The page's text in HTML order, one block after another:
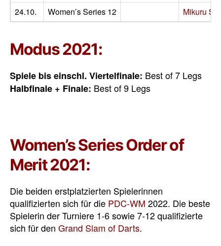
24.10.
Women’s Series 12 Mikuru
Modus 2021:
Spiele bis einschl. Viertelfinale: Best of 7 Legs
Halbfinale + Finale: Best of 9 Legs
Women’s Series Order of
Merit 2021:
Die beiden erstplatzierten Spielerinnen
qualifizierten sich für die PDC-WM 2022. Die beste
Spielerin der Turniere 1-6 sowie 7-12 qualifizierte
sich für den Grand Slam of Darts.